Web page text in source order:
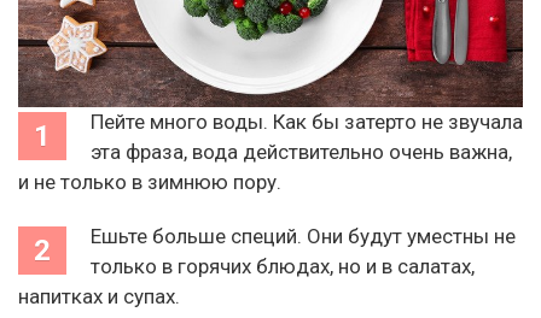
Пейте много воды. Как бы затерто не звучала
эта фраза, вода действительно очень важна,
и не только в зимнюю пору.
Ешьте больше специй. Они будут уместны не
только в горячих блюдах, но и в салатах,
напитках и супах.